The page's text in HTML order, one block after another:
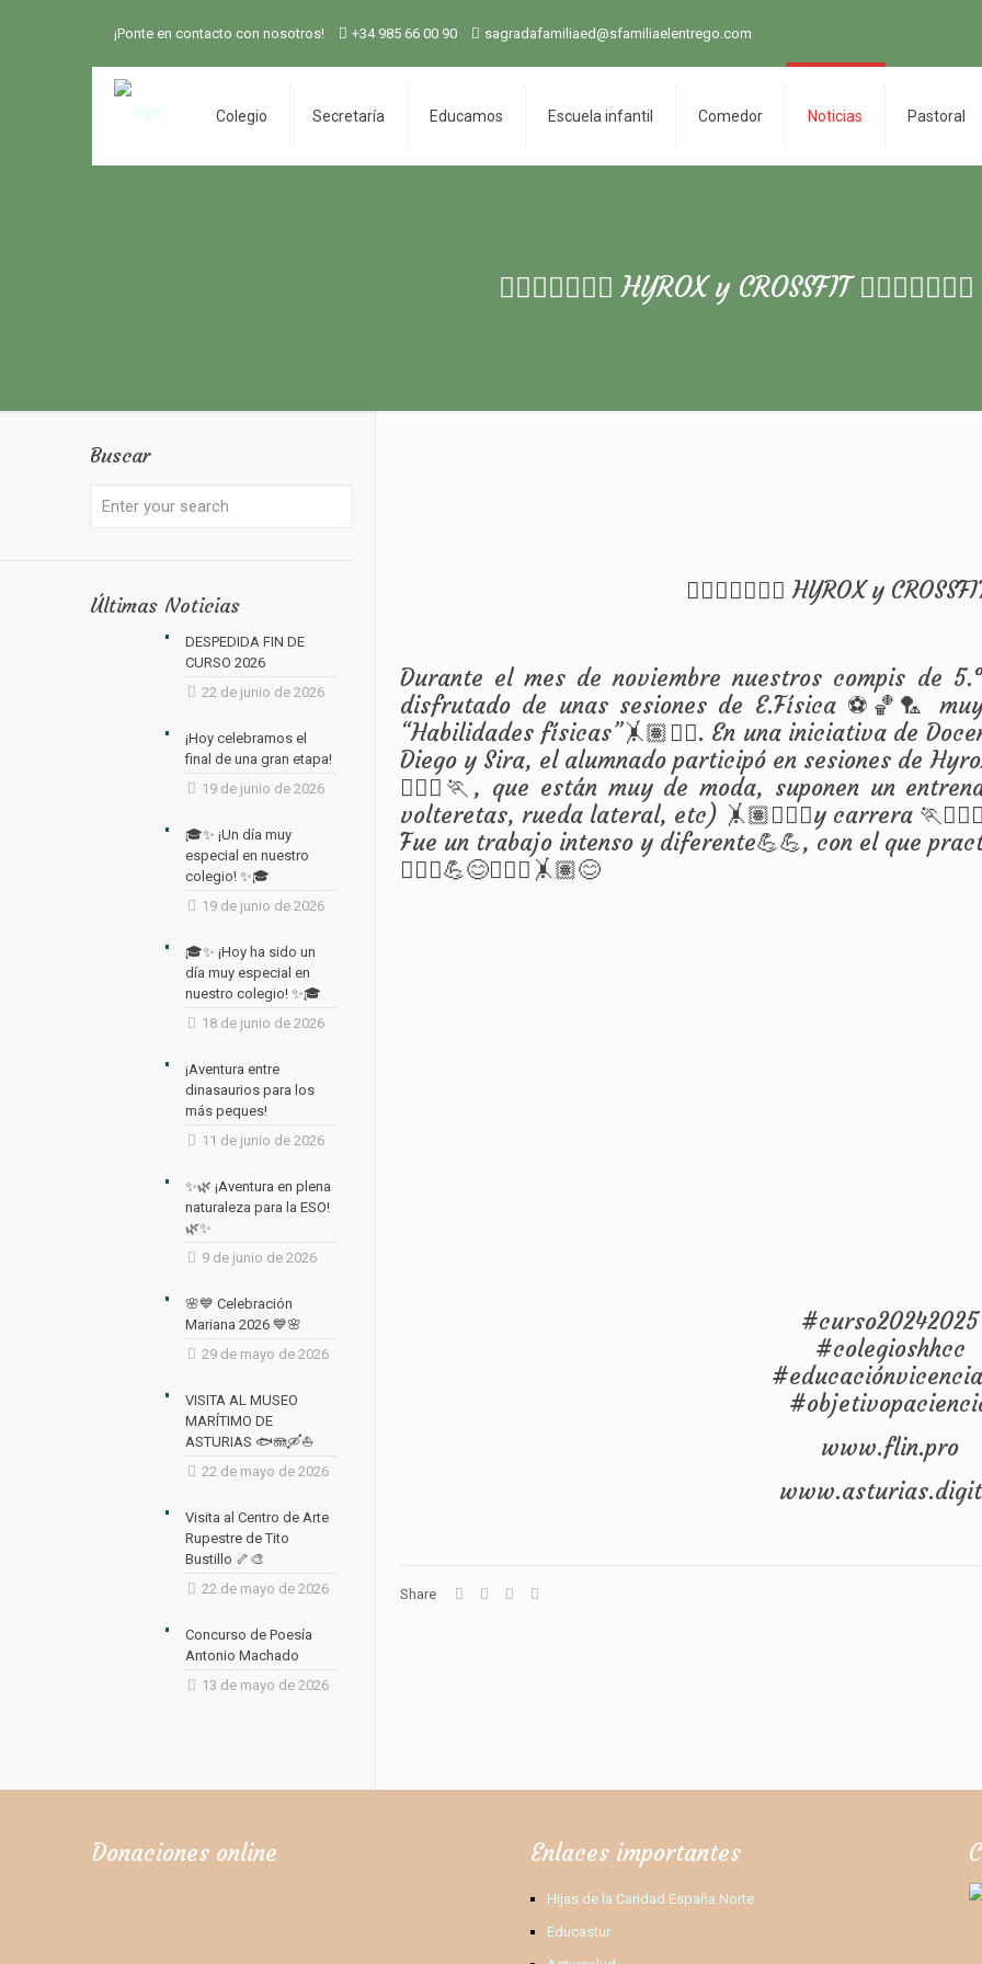
¡Ponte en contacto con nosotros! +34 985 66 00 90 sagradafamiliaed@sfamiliaelentrego.com
Colegio Secretaría Educamos Escuela infantil Comedor Noticias Pastoral
🏋🏽‍♀️🏃🏾‍♀️🏃 HYROX y CROSSFIT 🏋🏽‍♀️🏃🏾‍♀️🏃
🏋🏽‍♀️🏃🏾‍♀️🏃 HYROX y
Durante el mes de noviembre nuestros compis de
disfrutado de unas sesiones de E.Física ⚽🏀🏸
“Habilidades físicas”🤸🏽🤸‍♀️. En una iniciativa de
Diego y Sira, el alumnado participó en sesiones de
🏃🏾‍♀️🏃, que están muy de moda, suponen un
volteretas, rueda lateral, etc) 🤸🏽🏋🏽‍♀️y carrera
Fue un trabajo intenso y diferente💪💪, con el que
🏃🏾‍♀️💪😊🏋🏽‍♀️🤸🏽😊
#curso20242025
#colegioshhcc
www.flin.pro
Share
Buscar
Últimas Noticias
DESPEDIDA FIN DE
CURSO 2026
22 de junio de 2026
¡Hoy celebramos el
final de una gran etapa!
19 de junio de 2026
🎓✨ ¡Un día muy
especial en nuestro
colegio! ✨🎓
19 de junio de 2026
🎓✨ ¡Hoy ha sido un
día muy especial en
nuestro colegio! ✨🎓
18 de junio de 2026
¡Aventura entre
dinasaurios para los
más peques!
11 de junio de 2026
✨🌿 ¡Aventura en plena
naturaleza para la ESO!
🌿✨
9 de junio de 2026
🌸💙 Celebración
Mariana 2026 💙🌸
29 de mayo de 2026
VISITA AL MUSEO
MARÍTIMO DE
ASTURIAS 🐟🪼🛶⛵
22 de mayo de 2026
Visita al Centro de Arte
Rupestre de Tito
Bustillo 🦴🎨
22 de mayo de 2026
Concurso de Poesía
Antonio Machado
13 de mayo de 2026
Donaciones online Enlaces importantes
Hijas de la Caridad España Norte
Educastur